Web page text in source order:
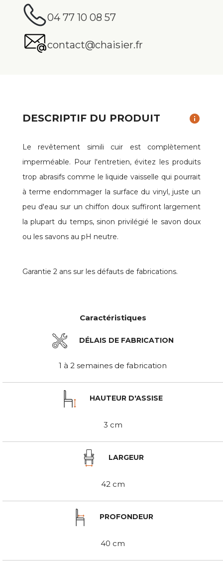
04 77 10 08 57
contact@chaisier.fr
DESCRIPTIF DU PRODUIT info
Le revêtement simili cuir est complètement
imperméable. Pour l'entretien, évitez les produits
trop abrasifs comme le liquide vaisselle qui pourrait
à terme endommager la surface du vinyl, juste un
peu d'eau sur un chiffon doux suffiront largement
la plupart du temps, sinon privilégié le savon doux
ou les savons au pH neutre.
Garantie 2 ans sur les défauts de fabrications.
Caractéristiques
DÉLAIS DE FABRICATION
1 à 2 semaines de fabrication
HAUTEUR D'ASSISE
3 cm
LARGEUR
42 cm
PROFONDEUR
40 cm